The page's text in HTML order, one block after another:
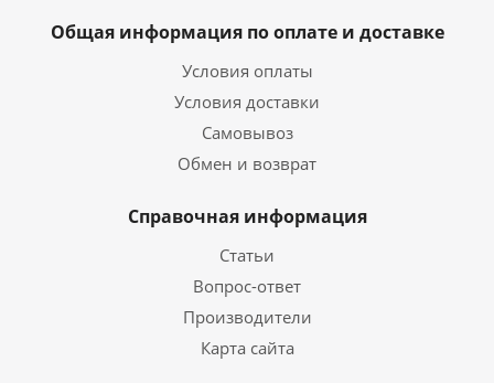
Общая информация по оплате и доставке
Условия оплаты
Условия доставки
Самовывоз
Обмен и возврат
Справочная информация
Статьи
Вопрос-ответ
Производители
Карта сайта